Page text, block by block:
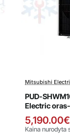
Mitsubishi
PUD-
Electric
10 kW
5,190.00€
Kaina nurodyta